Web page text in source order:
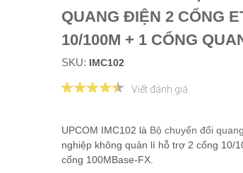
QUANG ĐIỆN 2 CỔNG
10/100M + 1 CỔNG
SKU: IMC102
Viết đánh giá
UPCOM IMC102 là Bộ chuyển đổi
nghiệp không quản lí hỗ trợ 2 cổng 10/
cổng 100MBase-FX.